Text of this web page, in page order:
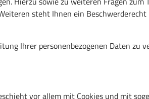
steht Ihnen ein
Ihrer personenbezogenen Daten zu
vor allem mit Cookies und mit